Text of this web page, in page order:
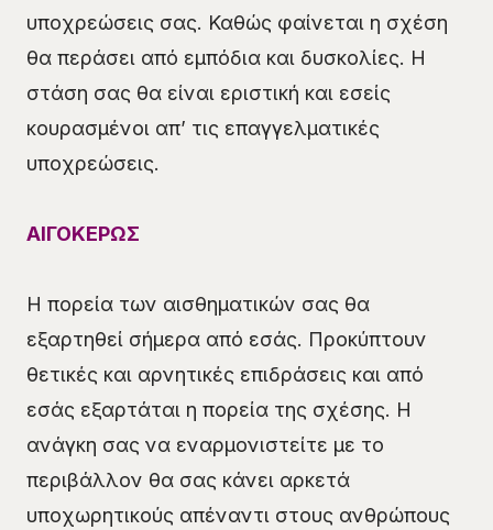
υποχρεώσεις σας. Καθώς φαίνεται η σχέση
θα περάσει από εμπόδια και δυσκολίες. Η
στάση σας θα είναι εριστική και εσείς
κουρασμένοι απ’ τις επαγγελματικές
υποχρεώσεις.
ΑΙΓΟΚΕΡΩΣ
Η πορεία των αισθηματικών σας θα
εξαρτηθεί σήμερα από εσάς. Προκύπτουν
θετικές και αρνητικές επιδράσεις και από
εσάς εξαρτάται η πορεία της σχέσης. Η
ανάγκη σας να εναρμονιστείτε με το
περιβάλλον θα σας κάνει αρκετά
υποχωρητικούς απέναντι στους ανθρώπους